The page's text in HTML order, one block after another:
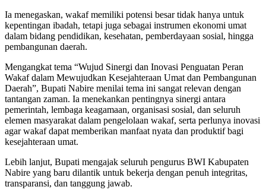
Ia menegaskan, wakaf memiliki potensi besar tidak hanya untuk
kepentingan ibadah, tetapi juga sebagai instrumen ekonomi umat
dalam bidang pendidikan, kesehatan, pemberdayaan sosial, hingga
pembangunan daerah.
Mengangkat tema “Wujud Sinergi dan Inovasi Penguatan Peran
Wakaf dalam Mewujudkan Kesejahteraan Umat dan Pembangunan
Daerah”, Bupati Nabire menilai tema ini sangat relevan dengan
tantangan zaman. Ia menekankan pentingnya sinergi antara
pemerintah, lembaga keagamaan, organisasi sosial, dan seluruh
elemen masyarakat dalam pengelolaan wakaf, serta perlunya inovasi
agar wakaf dapat memberikan manfaat nyata dan produktif bagi
kesejahteraan umat.
Lebih lanjut, Bupati mengajak seluruh pengurus BWI Kabupaten
Nabire yang baru dilantik untuk bekerja dengan penuh integritas,
transparansi, dan tanggung jawab.